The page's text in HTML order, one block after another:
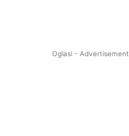
Oglasi - Advertisement